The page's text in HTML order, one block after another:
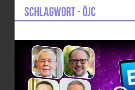
Schlagwort - ÖJC